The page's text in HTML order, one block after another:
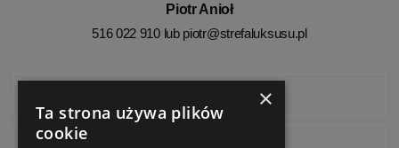
Piotr Anioł
516 022 910 lub piotr@strefaluksusu.pl
×
Ta strona używa plików
cookie